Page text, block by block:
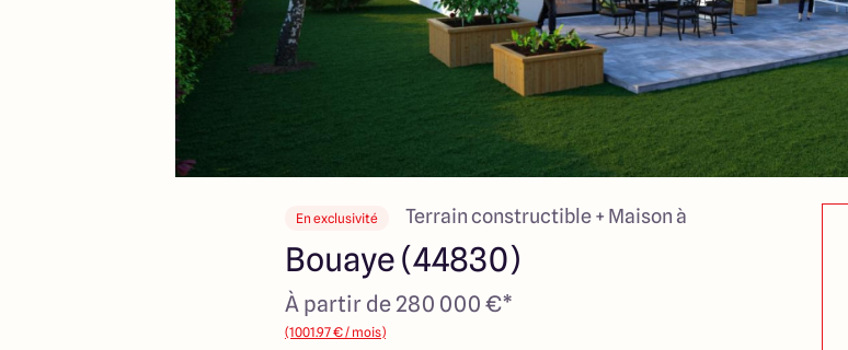
En exclusivité Terrain constructible + Maison à
Bouaye (44830)
À partir de 280 000 €*
(1001.97 € / mois)